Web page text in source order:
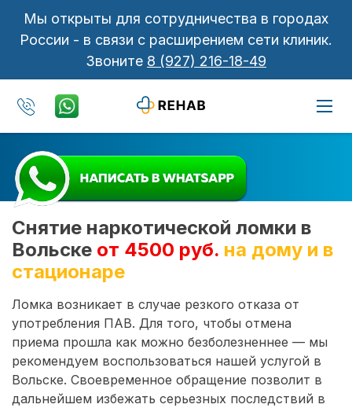
Мы открыты для сотрудничества в городах
России - в связи с расширением сети клиник.
Звоните 8 (927) 216-18-49
Снятие наркотической ломки в
Вольске от 4500 руб. на дому и в
стационаре
Ломка возникает в случае резкого отказа от
употребления ПАВ. Для того, чтобы отмена
приема прошла как можно безболезненнее — мы
рекомендуем воспользоваться нашей услугой в
Вольске. Своевременное обращение позволит в
дальнейшем избежать серьезных последствий в